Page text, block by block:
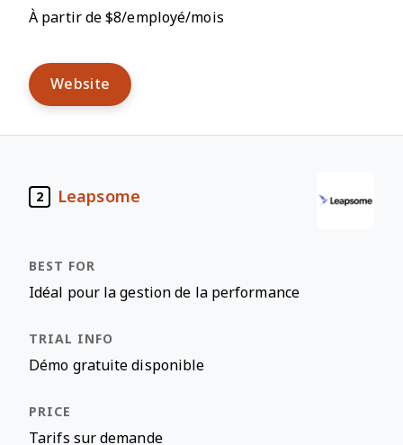
À partir de $8/employé/mois
Website
2 Leapsome
Idéal pour la gestion de la performance
Démo gratuite disponible
Tarifs sur demande